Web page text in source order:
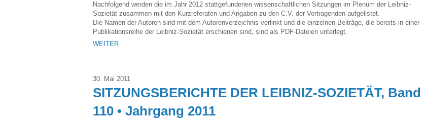
Nachfolgend werden die im Jahr 2012 stattgefundenen wissenschaftlichen Sitzungen im Plenum der Leibniz-
Sozietät zusammen mit den Kurzreferaten und Angaben zu den C.V. der Vortragenden aufgelistet.
Die Namen der Autoren sind mit dem Autorenverzeichnis verlinkt und die einzelnen Beiträge, die bereits in einer
Publikationsreihe der Leibniz-Sozietät erschienen sind, sind als PDF-Dateien unterlegt.
WEITER
30. Mai 2011
SITZUNGSBERICHTE DER LEIBNIZ-SOZIETÄT, Band
110 • Jahrgang 2011